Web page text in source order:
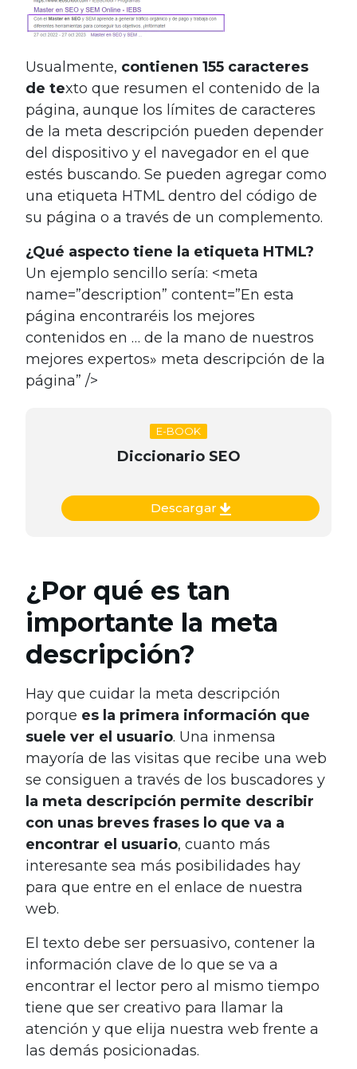
Usualmente, contienen 155 caracteres
de texto que resumen el contenido de la
página, aunque los límites de caracteres
de la meta descripción pueden depender
del dispositivo y el navegador en el que
estés buscando. Se pueden agregar como
una etiqueta HTML dentro del código de
su página o a través de un complemento.
¿Qué aspecto tiene la etiqueta HTML?
Un ejemplo sencillo sería: <meta
name=”description” content=”En esta
página encontraréis los mejores
contenidos en … de la mano de nuestros
mejores expertos» meta descripción de la
página” />
E-BOOK
Diccionario SEO
Descargar
¿Por qué es tan
importante la meta
descripción?
Hay que cuidar la meta descripción
porque es la primera información que
suele ver el usuario. Una inmensa
mayoría de las visitas que recibe una web
se consiguen a través de los buscadores y
la meta descripción permite describir
con unas breves frases lo que va a
encontrar el usuario, cuanto más
interesante sea más posibilidades hay
para que entre en el enlace de nuestra
web.
El texto debe ser persuasivo, contener la
información clave de lo que se va a
encontrar el lector pero al mismo tiempo
tiene que ser creativo para llamar la
atención y que elija nuestra web frente a
las demás posicionadas.